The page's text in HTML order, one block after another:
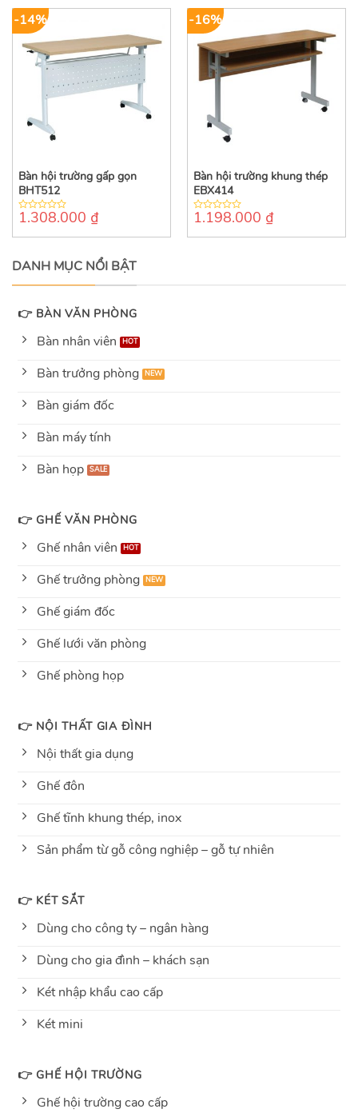
-14%
Bàn hội trường gấp gọn
BHT512
0
of
1.308.000 ₫
-16%
Bàn hội trường khung thép
EBX414
0
of
1.198.000 ₫
DANH MỤC NỔI BẬT
👉 BÀN VĂN PHÒNG
Bàn nhân viên
Bàn trưởng phòng
Bàn giám đốc
Bàn máy tính
Bàn họp
👉 GHẾ VĂN PHÒNG
Ghế nhân viên
Ghế trưởng phòng
Ghế giám đốc
Ghế lưới văn phòng
Ghế phòng họp
👉 NỘI THẤT GIA ĐÌNH
Nội thất gia dụng
Ghế đôn
Ghế tĩnh khung thép, inox
Sản phẩm từ gỗ công nghiệp – gỗ tự nhiên
👉 KÉT SẮT
Dùng cho công ty – ngân hàng
Dùng cho gia đình – khách sạn
Két nhập khẩu cao cấp
Két mini
👉 GHẾ HỘI TRƯỜNG
Ghế hội trường cao cấp